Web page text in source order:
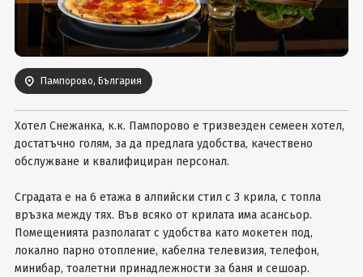
Вход
Пампорово, България
Хотел Снежанка, к.к. Пампорово е тризвезден семеен хотел,
достатъчно голям, за да предлага удобства, качествено
обслужване и квалифициран персонал.
Сградата е на 6 етажа в алпийски стил с 3 крила, с топла
връзка между тях. Във всяко от крилата има асансьор.
Помещенията разполагат с удобства като мокетен под,
локално парно отопление, кабелна телевизия, телефон,
минибар, тоалетни принадлежности за баня и сешоар.